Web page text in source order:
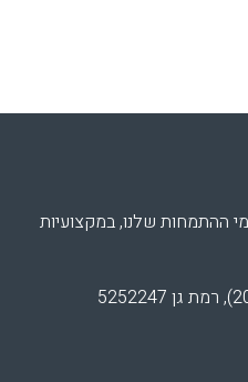
ההתמחות שלנו, במקצועיות